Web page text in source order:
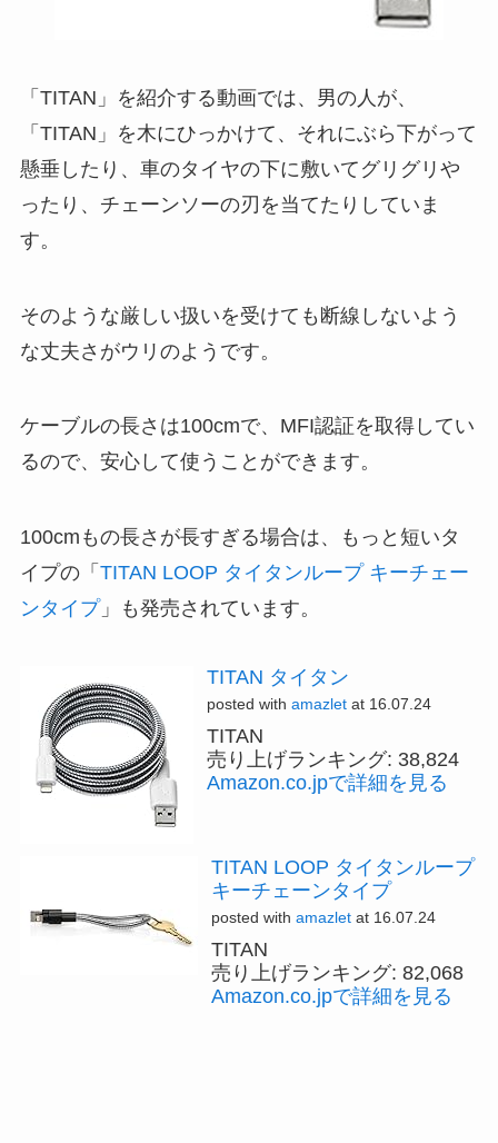
「TITAN」を紹介する動画では、男の人が、
「TITAN」を木にひっかけて、それにぶら下がって
懸垂したり、車のタイヤの下に敷いてグリグリや
ったり、チェーンソーの刃を当てたりしていま
す。
そのような厳しい扱いを受けても断線しないよう
な丈夫さがウリのようです。
ケーブルの長さは100cmで、MFI認証を取得してい
るので、安心して使うことができます。
100cmもの長さが長すぎる場合は、もっと短いタ
イプの「 TITAN LOOP タイタンループ キーチェー
ンタイプ」も発売されています。
TITAN タイタン
posted with amazletat 16.07.24
TITAN
売り上げランキング: 38,824
Amazon.co.jpで詳細を見る
TITAN LOOP タイタンループ
キーチェーンタイプ
posted with amazletat 16.07.24
TITAN
売り上げランキング: 82,068
Amazon.co.jpで詳細を見る